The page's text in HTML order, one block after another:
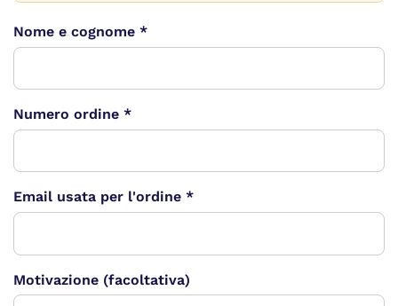
Nome e cognome *
Numero ordine *
Email usata per l'ordine *
Motivazione (facoltativa)